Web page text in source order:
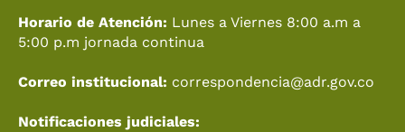
m
r
Horario de Atención: Lunes a Viernes 8:00 a.m a
5:00 p.m jornada continua
Correo institucional: correspondencia@adr.gov.co
Notificaciones judiciales: